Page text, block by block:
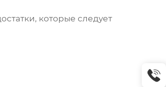
которые следует